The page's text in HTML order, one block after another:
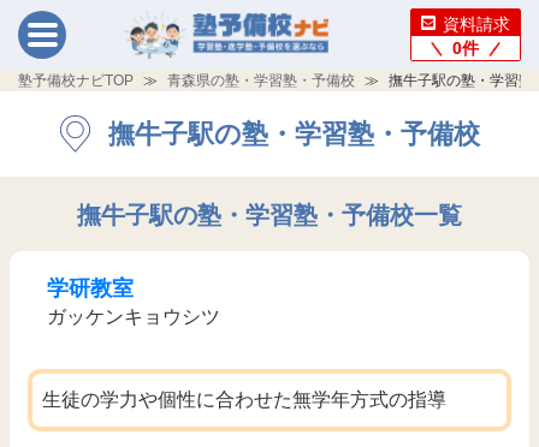
資料請求
0件
塾予備校ナビTOP 青森県の塾・学習塾・予備校 撫牛子駅の塾・学習塾
撫牛子駅の塾・学習塾・予備校
撫牛子駅の塾・学習塾・予備校一覧
学研教室
ガッケンキョウシツ
生徒の学力や個性に合わせた無学年方式の指導